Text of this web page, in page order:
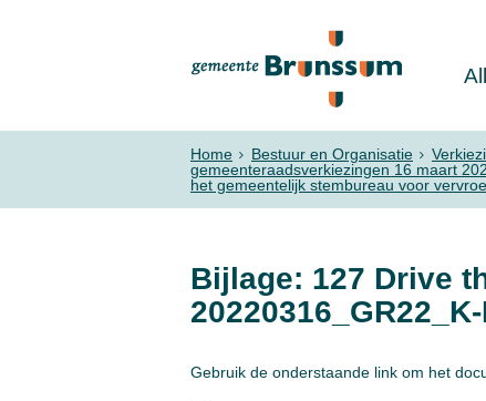
Home Bestuur en Organisatie
gemeenteraadsverkiezingen 16 maart
het gemeentelijk stembureau voor
Bijlage: 127 Drive
Gebruik de onderstaande link om het